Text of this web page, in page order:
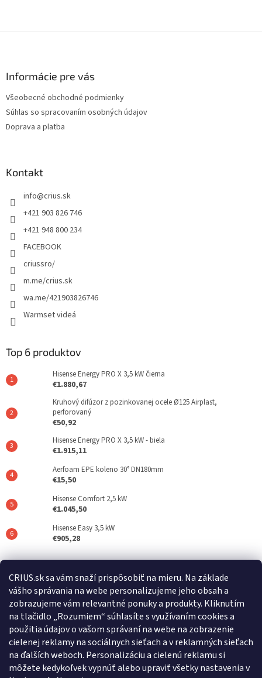
CRIUS.sk sa vám snaží prispôsobiť na mieru. Na základe
vášho správania na webe personalizujeme jeho obsah a
zobrazujeme vám relevantné ponuky a produkty. Kliknutím
na tlačidlo „Rozumiem“ súhlasíte s využívaním cookies a
použitia údajov o vašom správaní na webe na zobrazenie
cielenej reklamy na sociálnych sieťach a v reklamných sieťach
na ďalších weboch. Personalizáciu a cielenú reklamu si
môžete kedykoľvek vypnúť alebo upraviť všetky nastavenia v
Informácie pre vás
Všeobecné obchodné podmienky
Súhlas so spracovaním osobných údajov
Doprava a platba
Kontakt
info@crius.sk
+421 903 826 746
+421 948 800 234
FACEBOOK
criussro/
m.me/crius.sk
wa.me/421903826746
Warmset videá
Top 6 produktov
Hisense Energy PRO X 3,5 kW čierna
€1.880,67
Kruhový difúzor z pozinkovanej ocele Ø125 Airplast,
perforovaný
€50,92
Hisense Energy PRO X 3,5 kW - biela
€1.915,11
Aerfoam EPE koleno 30° DN180mm
€15,50
Hisense Comfort 2,5 kW
€1.045,50
Hisense Easy 3,5 kW
€905,28
Posledné hodnotenie produktov
REFLAIR 320 Standard
Hodnotenie produktu je 5 z 5 hviezdičiek.
|
Crius.sk Warmset.sk